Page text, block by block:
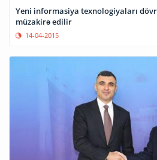
Yeni informasiya texnologiyaları
müzakirə edilir
14-04-2015